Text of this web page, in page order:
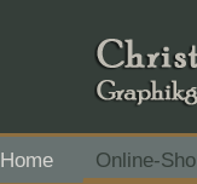
Home
Online-